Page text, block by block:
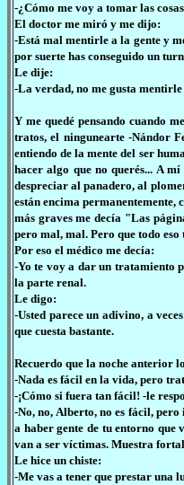
-¿Cómo me voy a tomar las
El doctor me miró y me dijo:
-Está mal mentirle a la gente y
por suerte has conseguido un
Le dije:
-La verdad, no me gusta
Y me quedé pensando cuando
tratos, el ningunearte -Nándor
entiendo de la mente del ser
hacer algo que no querés... A
despreciar al panadero, al
están encima permanentemente,
más graves me decía "Las
pero mal, mal. Pero que todo
Por eso el médico me decía:
-Yo te voy a dar un tratamiento
la parte renal.
Le digo:
-Usted parece un adivino, a
que cuesta bastante.
Recuerdo que la noche anterior
-Nada es fácil en la vida, pero
-¡Cómo si fuera tan fácil! -le
-No, no, Alberto, no es fácil,
a haber gente de tu entorno que
van a ser víctimas. Muestra
Le hice un chiste:
-Me vas a tener que prestar una